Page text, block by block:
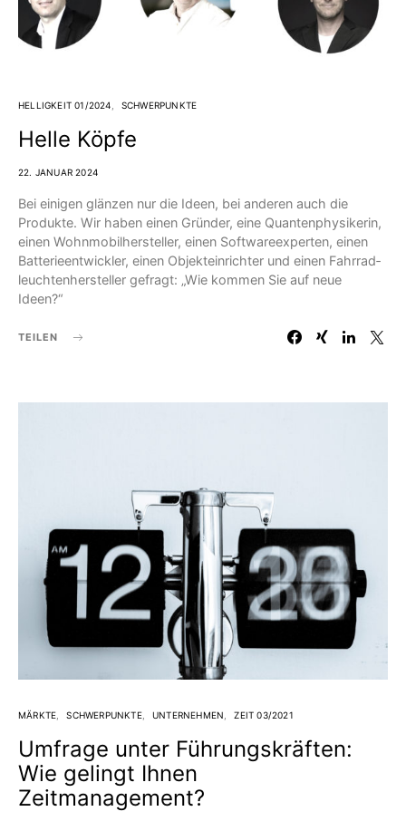
HELLIGKEIT 01/2024 SCHWERPUNKTE
Helle Köpfe
22. JANUAR 2024
Bei einigen glänzen nur die Ideen, bei anderen auch die
Produkte. Wir haben einen Gründer, eine Quantenphysikerin,
einen Wohnmobilhersteller, einen Softwareexperten, einen
Batterieentwickler, einen Objekteinrichter und einen Fahrrad­
leuchtenhersteller gefragt: „Wie kommen Sie auf neue
Ideen?“
TEILEN
MÄRKTE SCHWERPUNKTE UNTERNEHMEN ZEIT 03/2021
Umfrage unter Führungskräften:
Wie gelingt Ihnen
Zeitmanagement?